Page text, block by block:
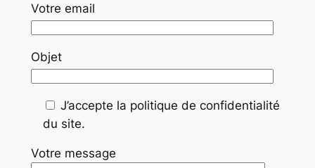
Votre email
Objet
J’accepte la politique de confidentialité
du site.
Votre message